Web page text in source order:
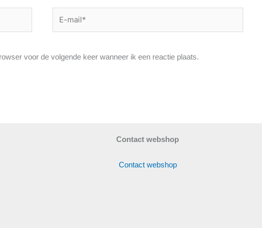
mail*
voor de volgende keer wanneer ik een reactie plaats.
Contact webshop
Contact webshop